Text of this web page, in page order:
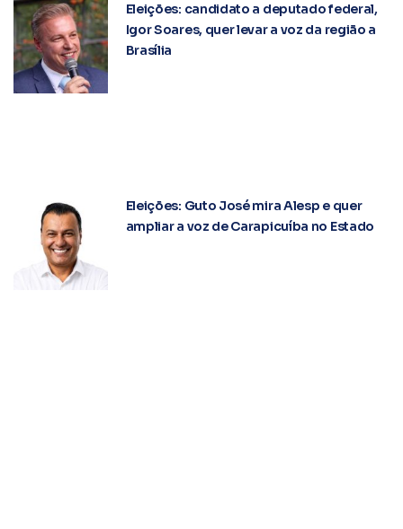
Eleições: candidato a deputado federal,
Igor Soares, quer levar a voz da região a
Brasília
Eleições: Guto José mira Alesp e quer
ampliar a voz de Carapicuíba no Estado